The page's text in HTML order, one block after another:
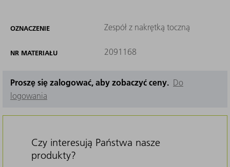
OZNACZENIE Zespół z nakrętką toczną
NR MATERIAŁU 2091168
Proszę się zalogować, aby zobaczyć ceny. Do
logowania
Czy interesują Państwa nasze
produkty?